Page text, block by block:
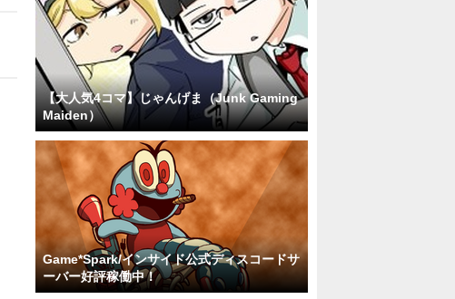
【大人気4コマ】じゃんげま（Junk Gaming
Maiden）
Game*Spark/インサイド公式ディスコードサ
ーバー好評稼働中！